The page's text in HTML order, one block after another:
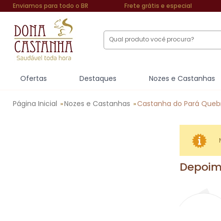
Enviamos para todo o BR Frete grátis e especial
Ofertas Destaques Nozes e Castanhas
Página Inicial »Nozes e Castanhas »Castanha do Pará